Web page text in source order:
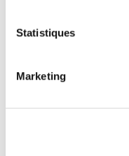
Statistiques
Marketing